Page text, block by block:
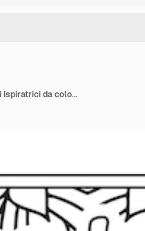
Citazioni motivazionali da colorare pagina del libro citazioni ispiratrici da colorare pagina da colorare